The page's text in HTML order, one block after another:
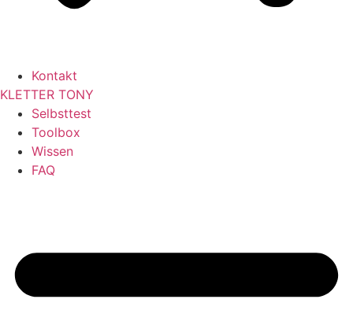
Kontakt
KLETTER TONY
Selbsttest
Toolbox
Wissen
FAQ